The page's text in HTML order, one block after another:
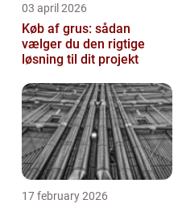
03 april 2026
Køb af grus: sådan
vælger du den rigtige
løsning til dit projekt
17 february 2026